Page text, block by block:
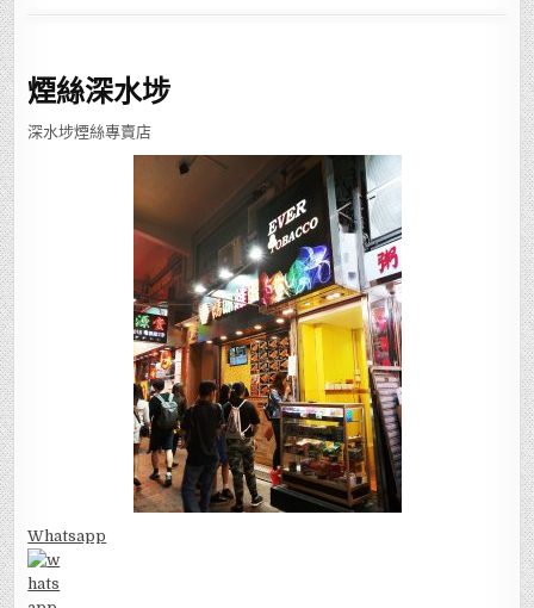
煙絲深水埗
深水埗煙絲專賣店
Whatsapp